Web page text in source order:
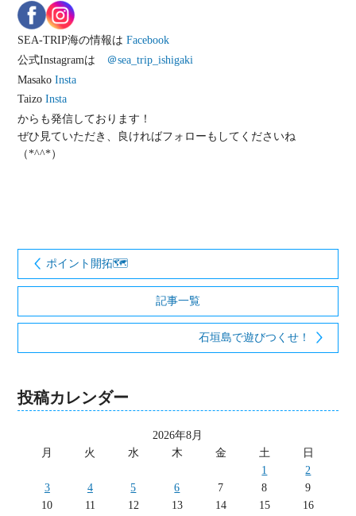
SEA-TRIP海の情報はFacebook
公式Instagramは
＠sea_trip_ishigaki
Masako Insta
Taizo Insta
からも発信しております！
ぜひ見ていただき、良ければフォローもしてくださいね
（*^^*）
ポイント開拓🗺
記事一覧
石垣島で遊びつくせ！
投稿カレンダー
2026年8月
月
火 水 木 金 土
日
1
2
3
4 5 6 7 8
9
10
11 12 13 14 15
16